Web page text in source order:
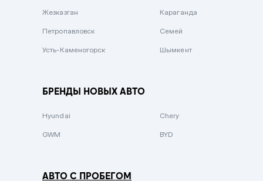
Зеленый металлик
Жезказган Караганда
Петропавловск Семей
Усть-Каменогорск Шымкент
БРЕНДЫ НОВЫХ АВТО
Hyundai Chery
GWM BYD
АВТО С ПРОБЕГОМ